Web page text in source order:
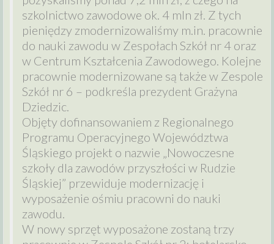
szkolnictwo zawodowe ok. 4 mln zł. Z tych
pieniędzy zmodernizowaliśmy m.in. pracownie
do nauki zawodu w Zespołach Szkół nr 4 oraz
w Centrum Kształcenia Zawodowego. Kolejne
pracownie modernizowane są także w Zespole
Szkół nr 6 – podkreśla prezydent Grażyna
Dziedzic.
Objęty dofinansowaniem z Regionalnego
Programu Operacyjnego Województwa
Śląskiego projekt o nazwie „Nowoczesne
szkoły dla zawodów przyszłości w Rudzie
Śląskiej” przewiduje modernizację i
wyposażenie ośmiu pracowni do nauki
zawodu.
W nowy sprzęt wyposażone zostaną trzy